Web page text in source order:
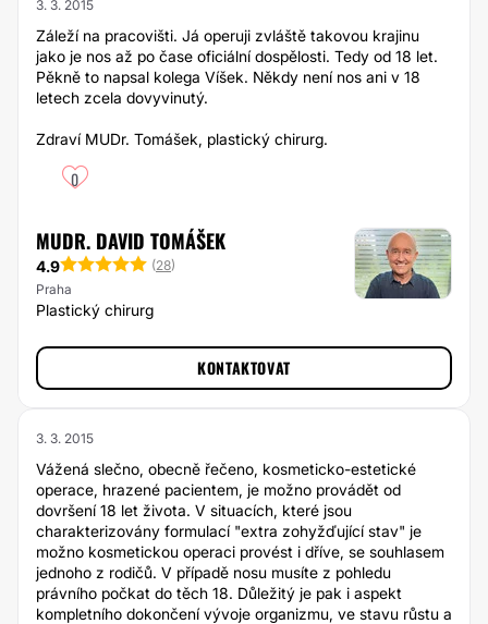
3. 3. 2015
Záleží na pracovišti. Já operuji zvláště takovou krajinu
jako je nos až po čase oficiální dospělosti. Tedy od 18 let.
Pěkně to napsal kolega Víšek. Někdy není nos ani v 18
letech zcela dovyvinutý.
Zdraví MUDr. Tomášek, plastický chirurg.
0
MUDR. DAVID TOMÁŠEK
4.9 (28)
Praha
Plastický chirurg
KONTAKTOVAT
3. 3. 2015
Vážená slečno, obecně řečeno, kosmeticko-estetické
operace, hrazené pacientem, je možno provádět od
dovršení 18 let života. V situacích, které jsou
charakterizovány formulací "extra zohyžďující stav" je
možno kosmetickou operaci provést i dříve, se souhlasem
jednoho z rodičů. V případě nosu musíte z pohledu
právního počkat do těch 18. Důležitý je pak i aspekt
kompletního dokončení vývoje organizmu, ve stavu růstu a